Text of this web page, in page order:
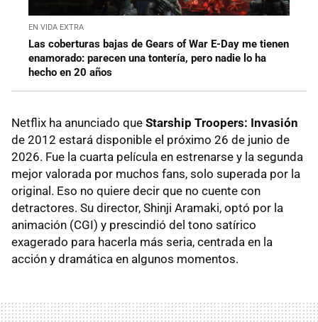
EN VIDA EXTRA
Las coberturas bajas de Gears of War E-Day me tienen
enamorado: parecen una tontería, pero nadie lo ha
hecho en 20 años
Netflix ha anunciado que Starship Troopers: Invasión
de 2012 estará disponible el próximo 26 de junio de
2026. Fue la cuarta película en estrenarse y la segunda
mejor valorada por muchos fans, solo superada por la
original. Eso no quiere decir que no cuente con
detractores. Su director, Shinji Aramaki, optó por la
animación (CGI) y prescindió del tono satírico
exagerado para hacerla más seria, centrada en la
acción y dramática en algunos momentos.